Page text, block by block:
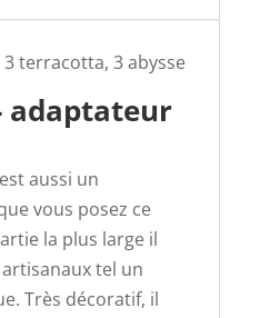
3 terracotta, 3 abysse
adaptateur
aussi un
vous posez ce
la plus large il
tel un
Très décoratif, il